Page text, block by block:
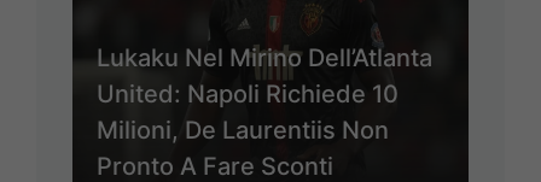
Lukaku Nel Mirino Dell’Atlanta
United: Napoli Richiede 10
Milioni, De Laurentiis Non
Pronto A Fare Sconti